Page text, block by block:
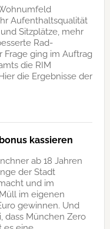
Aufenthaltsqualität
Sitzplätze, mehr
Rad-
Frage ging im Auftrag
die RIM
die Ergebnisse der
kassieren
ab 18 Jahren
der Stadt
und im
im eigenen
gewinnen. Und
dass München Zero